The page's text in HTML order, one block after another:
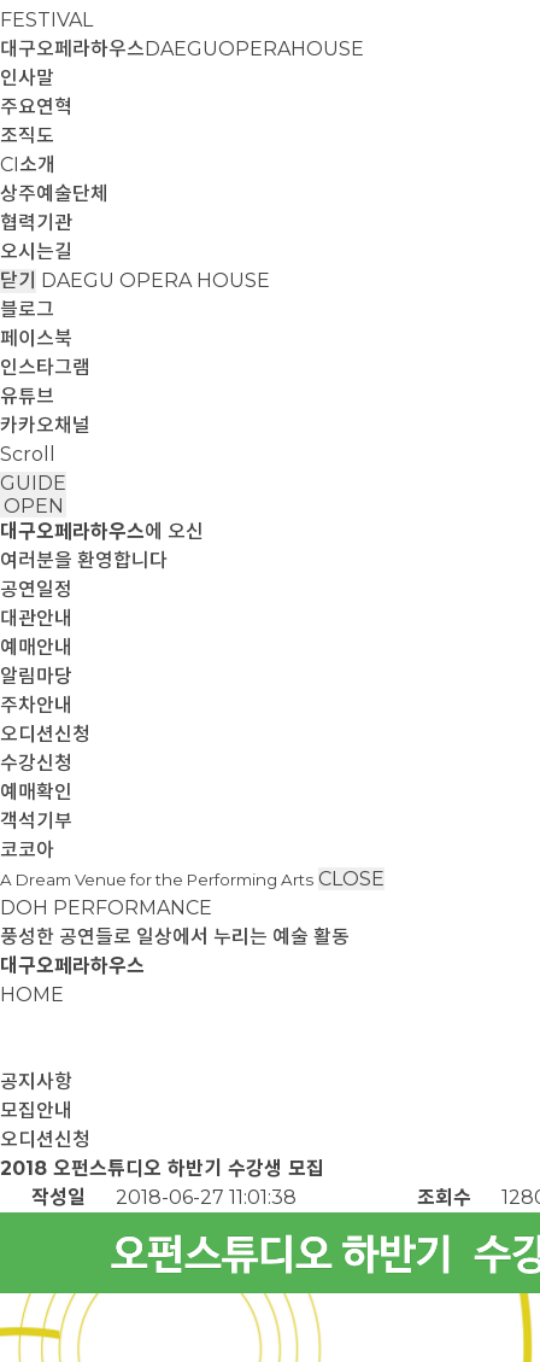
FESTIVAL
대구오페라하우스DAEGUOPERAHOUSE
인사말
주요연혁
조직도
CI소개
상주예술단체
협력기관
오시는길
닫기 DAEGU OPERA HOUSE
블로그
페이스북
인스타그램
유튜브
카카오채널
Scroll
GUIDE
OPEN
대구오페라하우스에 오신
여러분을 환영합니다
공연일정
대관안내
예매안내
알림마당
주차안내
오디션신청
수강신청
예매확인
객석기부
코코아
A Dream Venue for the Performing Arts CLOSE
DOH PERFORMANCE
풍성한 공연들로 일상에서 누리는 예술 활동
대구오페라하우스
HOME
공지사항
모집안내
오디션신청
2018 오펀스튜디오 하반기 수강생 모집
작성일
2018-06-27 11:01:38 조회수